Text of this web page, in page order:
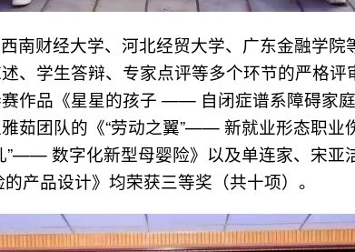
南财经大学、河北经贸大学、广东金融学院
、学生答辩、专家点评等多个环节的严格
作品《星星的孩子 —— 自闭症谱系障碍家
茹团队的《“劳动之翼”—— 新就业形态职业
数字化新型母婴险》以及单连家、宋亚
产品设计》均荣获三等奖（共十项）。